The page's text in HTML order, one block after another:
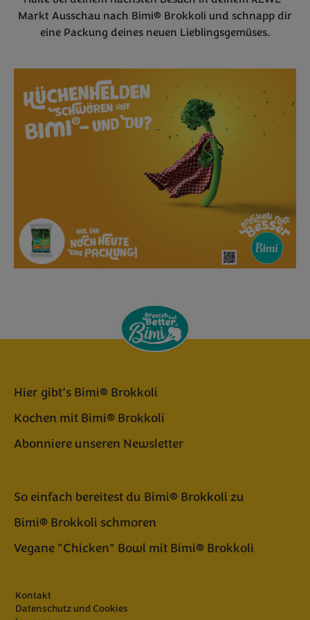
Markt Ausschau nach Bimi® Brokkoli und schnapp dir
eine Packung deines neuen Lieblingsgemüses.
Hier gibt’s Bimi® Brokkoli
Kochen mit Bimi® Brokkoli
Abonniere unseren Newsletter
So einfach bereitest du Bimi® Brokkoli zu
Bimi® Brokkoli schmoren
Vegane "Chicken" Bowl mit Bimi® Brokkoli
Kontakt
Datenschutz und Cookies